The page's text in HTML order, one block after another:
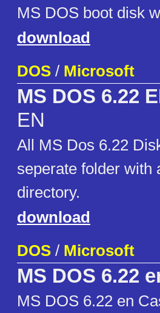
MS DOS boot disk
download
DOS / Microsoft
MS DOS 6.22
EN
All MS Dos 6.22
seperate folder with
directory.
download
DOS / Microsoft
MS DOS 6.22
MS DOS 6.22 en